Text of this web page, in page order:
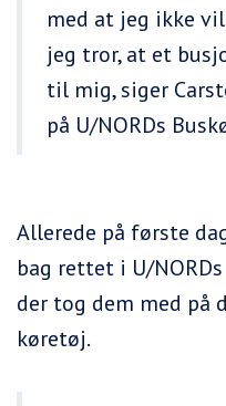
med at jeg ikke
jeg tror, at et
til mig, siger
på U/NORDs
Allerede på første
bag rettet i U/
der tog dem med på
køretøj.